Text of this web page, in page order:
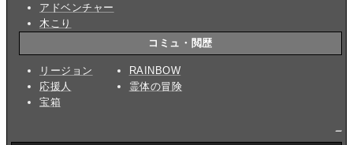
アドベンチャー
木こり
コミュ・閲歴
リージョン
応援人
宝箱
RAINBOW
霊体の冒険